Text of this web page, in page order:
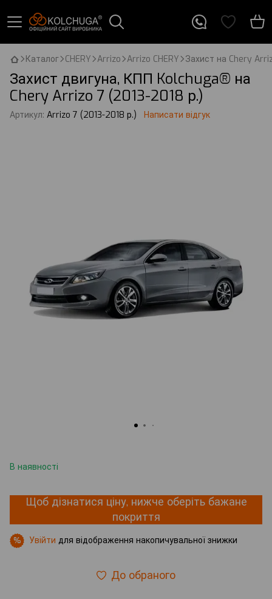
Каталог CHERY Arrizo Arrizo CHERY Захист на Chery
Захист двигуна, КПП Kolchuga® на
Chery Arrizo 7 (2013-2018 р.)
Артикул: Arrizo 7 (2013-2018 р.) Написати відгук
В наявності
Щоб дізнатися ціну, нижче оберіть бажане
покриття
% Увійти для відображення накопичувальної знижки
До обраного